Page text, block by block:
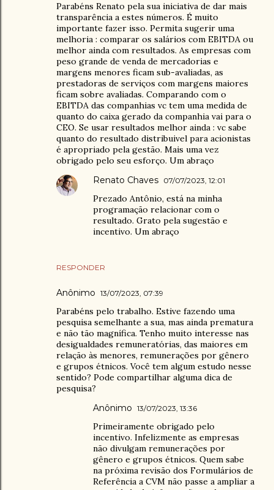
Parabéns Renato pela sua iniciativa de dar mais
transparência a estes números. É muito
importante fazer isso. Permita sugerir uma
melhoria : comparar os salários com EBITDA ou
melhor ainda com resultados. As empresas com
peso grande de venda de mercadorias e
margens menores ficam sub-avaliadas, as
prestadoras de serviços com margens maiores
ficam sobre avaliadas. Comparando com o
EBITDA das companhias vc tem uma medida de
quanto do caixa gerado da companhia vai para o
CEO. Se usar resultados melhor ainda : vc sabe
quanto do resultado distribuivel para acionistas
é apropriado pela gestão. Mais uma vez
obrigado pelo seu esforço. Um abraço
RESPONDER
Renato Chaves 07/07/2023, 12:01
Prezado Antônio, está na minha
programação relacionar com o
resultado. Grato pela sugestão e
incentivo. Um abraço
Anônimo 13/07/2023, 07:39
Parabéns pelo trabalho. Estive fazendo uma
pesquisa semelhante a sua, mas ainda prematura
e não tão magnífica. Tenho muito interesse nas
desigualdades remuneratórias, das maiores em
relação às menores, remunerações por gênero
e grupos étnicos. Você tem algum estudo nesse
sentido? Pode compartilhar alguma dica de
pesquisa?
Anônimo 13/07/2023, 13:36
Primeiramente obrigado pelo
incentivo. Infelizmente as empresas
não divulgam remunerações por
gênero e grupos étnicos. Quem sabe
na próxima revisão dos Formulários de
Referência a CVM não passe a ampliar a